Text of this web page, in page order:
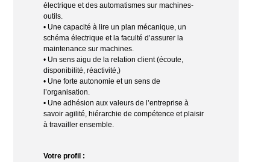
électrique et des automatismes sur machines-
outils.
• Une capacité à lire un plan mécanique, un
schéma électrique et la faculté d’assurer la
maintenance sur machines.
• Un sens aigu de la relation client (écoute,
disponibilité, réactivité,)
• Une forte autonomie et un sens de
l’organisation.
• Une adhésion aux valeurs de l’entreprise à
savoir agilité, hiérarchie de compétence et plaisir
à travailler ensemble.
Votre profil :